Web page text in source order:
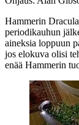
Hammerin
periodikauhun
aineksia loppuun
jos elokuva olisi
enää Hammerin